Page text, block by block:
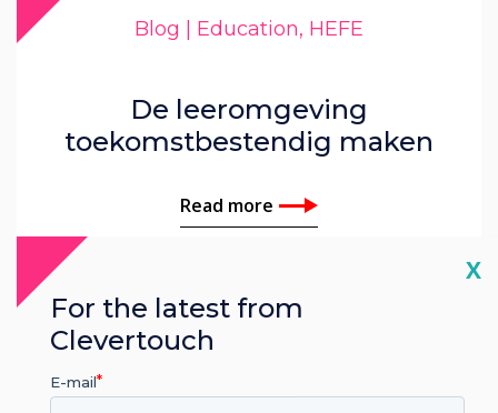
Blog | Education, HEFE
De leeromgeving
toekomstbestendig maken
Read more
X
For the latest from
Clevertouch
E-mail